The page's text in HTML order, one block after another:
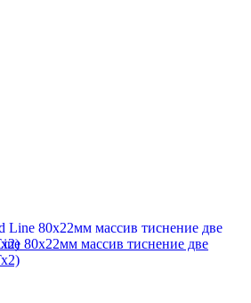
80х22мм массив тиснение две